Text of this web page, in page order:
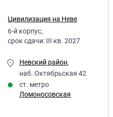
Цивилизация на Неве
6-й корпус,
срок сдачи: III кв. 2027
Невский район,
наб. Октябрьская 42
ст. метро
Ломоносовская